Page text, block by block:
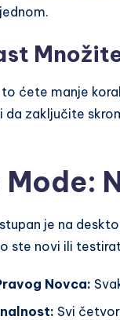
to ćete manje
da zaključite
Mode:
je na
ste novi ili
Novca:
Svi